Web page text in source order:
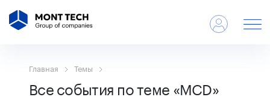
Главная Темы
Все события по теме «MCD»